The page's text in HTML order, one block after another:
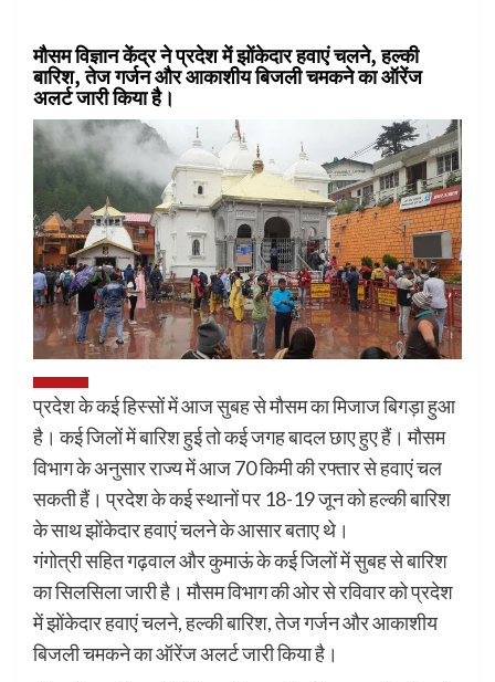
मौसम विज्ञान केंद्र ने प्रदेश में झोंकेदार हवाएं चलने, हल्की
बारिश, तेज गर्जन और आकाशीय बिजली चमकने का ऑरेंज
अलर्ट जारी किया है।
प्रदेश के कई हिस्सों में आज सुबह से मौसम का मिजाज बिगड़ा हुआ
है। कई जिलों में बारिश हुई तो कई जगह बादल छाए हुए हैं। मौसम
विभाग के अनुसार राज्य में आज 70 किमी की रफ्तार से हवाएं चल
सकती हैं। प्रदेश के कई स्थानों पर 18-19 जून को हल्की बारिश
के साथ झोंकेदार हवाएं चलने के आसार बताए थे।
गंगोत्री सहित गढ़वाल और कुमाऊं के कई जिलों में सुबह से बारिश
का सिलसिला जारी है। मौसम विभाग की ओर से रविवार को प्रदेश
में झोंकेदार हवाएं चलने, हल्की बारिश, तेज गर्जन और आकाशीय
बिजली चमकने का ऑरेंज अलर्ट जारी किया है।